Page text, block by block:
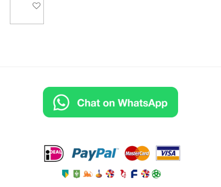
In winkelwagen